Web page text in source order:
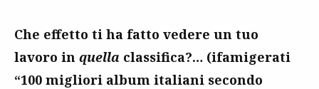
Che effetto ti ha fatto vedere un tuo
lavoro in quella classifica?… (ifamigerati
“100 migliori album italiani secondo